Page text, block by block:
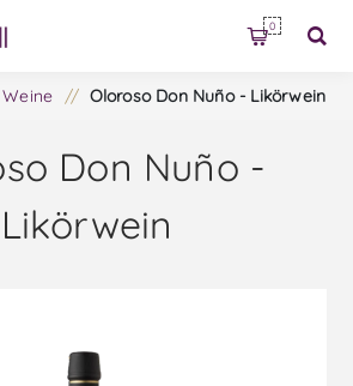
0
Weine / Oloroso Don Nuño - Likörwein
Don Nuño -
Likörwein